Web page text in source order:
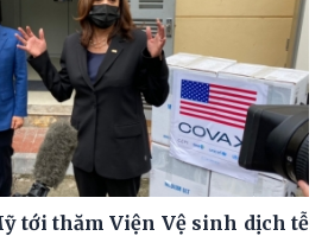
tới thăm Viện Vệ sinh dịch tễ